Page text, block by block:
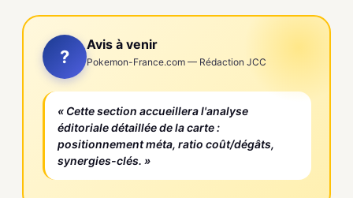
?
Avis à venir
Pokemon-France.com — Rédaction JCC
« Cette section accueillera l'analyse
éditoriale détaillée de la carte :
positionnement méta, ratio coût/dégâts,
synergies-clés. »